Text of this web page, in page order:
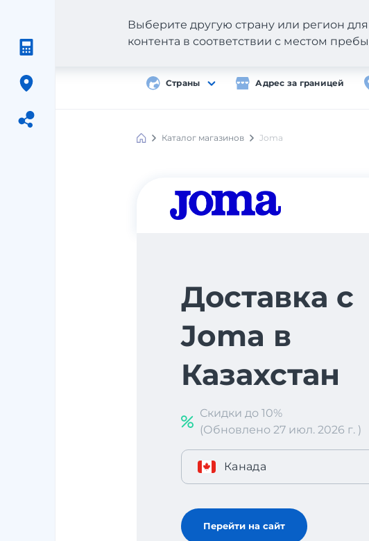
Страны Адрес за границей
Выберите другую страну или регион
контента в соответствии с местом
Meest
Каталог магазинов Joma
Доставка с
Joma в
Казахстан
Скидки до 10%
(Обновлено 27 июл. 2026 г. )
Канада
Перейти на сайт